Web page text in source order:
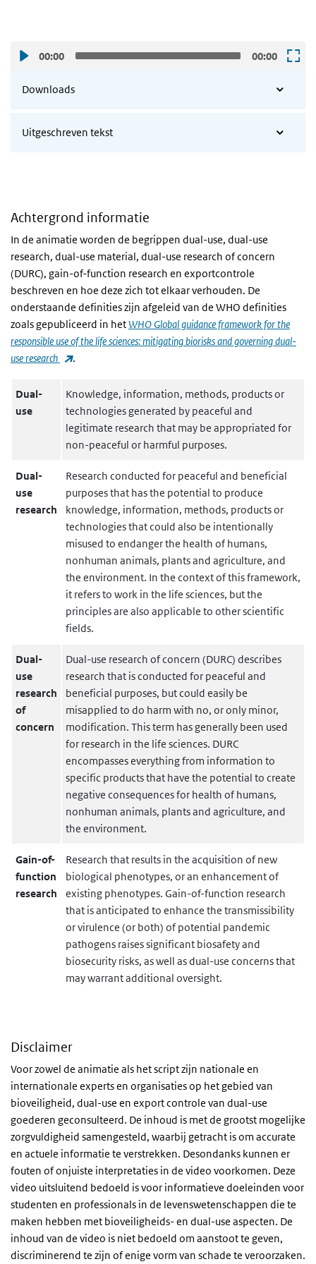
00:00 00:00
Downloads
Uitgeschreven tekst
Achtergrond informatie
In de animatie worden de begrippen dual-use, dual-use
research, dual-use material, dual-use research of concern
(DURC), gain-of-function research en exportcontrole
beschreven en hoe deze zich tot elkaar verhouden. De
onderstaande definities zijn afgeleid van de WHO definities
zoals gepubliceerd in hetWHO Global guidance framework for the
responsible use of the life sciences: mitigating biorisks and governing dual-
use research
(externe link)
.
Dual-
use
Knowledge, information, methods, products or
technologies generated by peaceful and
legitimate research that may be appropriated for
non-peaceful or harmful purposes.
Dual-
use
research
Research conducted for peaceful and beneficial
purposes that has the potential to produce
knowledge, information, methods, products or
technologies that could also be intentionally
misused to endanger the health of humans,
nonhuman animals, plants and agriculture, and
the environment. In the context of this framework,
it refers to work in the life sciences, but the
principles are also applicable to other scientific
fields.
Dual-
use
research
of
concern
Dual-use research of concern (DURC) describes
research that is conducted for peaceful and
beneficial purposes, but could easily be
misapplied to do harm with no, or only minor,
modification. This term has generally been used
for research in the life sciences. DURC
encompasses everything from information to
specific products that have the potential to create
negative consequences for health of humans,
nonhuman animals, plants and agriculture, and
the environment.
Gain-of-
function
research
Research that results in the acquisition of new
biological phenotypes, or an enhancement of
existing phenotypes. Gain-of-function research
that is anticipated to enhance the transmissibility
or virulence (or both) of potential pandemic
pathogens raises significant biosafety and
biosecurity risks, as well as dual-use concerns that
may warrant additional oversight.
Disclaimer
Voor zowel de animatie als het script zijn nationale en
internationale experts en organisaties op het gebied van
bioveiligheid, dual-use en export controle van dual-use
goederen geconsulteerd. De inhoud is met de grootst mogelijke
zorgvuldigheid samengesteld, waarbij getracht is om accurate
en actuele informatie te verstrekken. Desondanks kunnen er
fouten of onjuiste interpretaties in de video voorkomen. Deze
video uitsluitend bedoeld is voor informatieve doeleinden voor
studenten en professionals in de levenswetenschappen die te
maken hebben met bioveiligheids- en dual-use aspecten. De
inhoud van de video is niet bedoeld om aanstoot te geven,
discriminerend te zijn of enige vorm van schade te veroorzaken.